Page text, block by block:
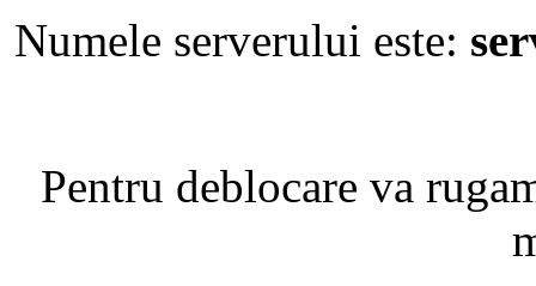
Numele serverului este:
Pentru deblocare va